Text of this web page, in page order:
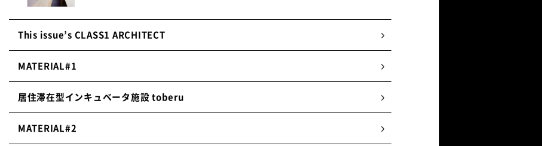
This issue’s CLASS1 ARCHITECT
MATERIAL#1
居住滞在型インキュベータ施設 toberu
MATERIAL#2